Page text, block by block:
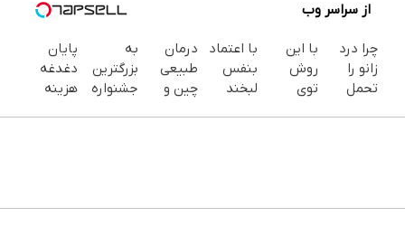
از سراسر وب
چرا درد
زانو را
تحمل
کن
با این
روش
توی
با اعتماد
بنفس
لبخند
درمان
طبیعی
چین و
به
بزرگترین
جشنواره
پایان
دغدغه
هزینه
کننده